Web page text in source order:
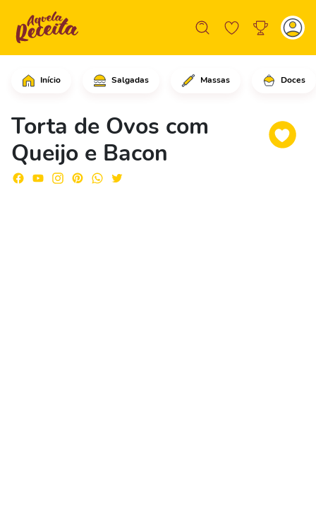
Início Salgadas Massas Doces
Torta de Ovos com
Queijo e Bacon
Em uma assadeira grande,